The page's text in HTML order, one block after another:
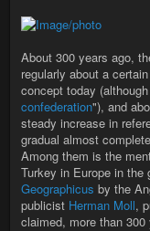
About 300 years ago,
regularly about a
concept today
confederation"), and
steady increase in
gradual almost
Among them is the
Turkey in Europe in the
Geographicus by the
publicist Herman Moll,
claimed, more than 300